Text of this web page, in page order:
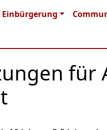
Einbürgerung
für